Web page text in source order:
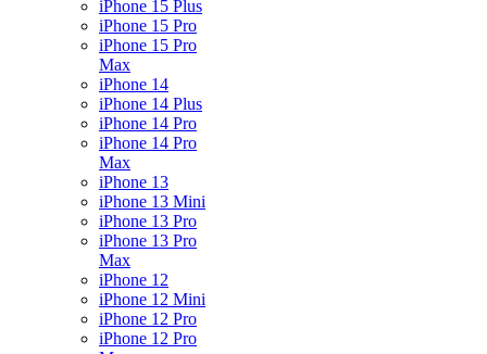
iPhone 15 Plus
iPhone 15 Pro
iPhone 15 Pro
Max
iPhone 14
iPhone 14 Plus
iPhone 14 Pro
iPhone 14 Pro
Max
iPhone 13
iPhone 13 Mini
iPhone 13 Pro
iPhone 13 Pro
Max
iPhone 12
iPhone 12 Mini
iPhone 12 Pro
iPhone 12 Pro